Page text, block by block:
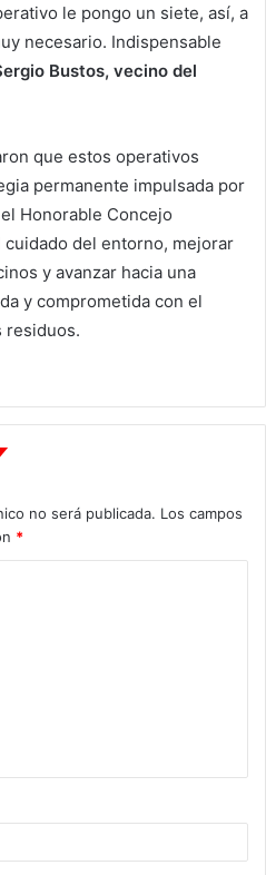
le pongo un siete, así, a
necesario. Indispensable
Bustos, vecino del
que estos operativos
permanente impulsada por
Honorable Concejo
del entorno, mejorar
y avanzar hacia una
y comprometida con el
residuos.
no será publicada. Los campos
*